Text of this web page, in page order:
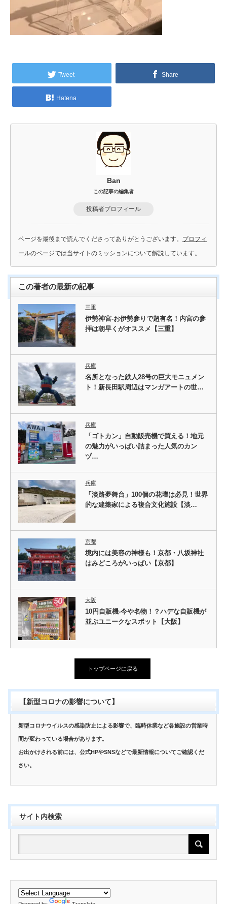
Tweet Share
Hatena
Ban
この記事の編集者
投稿者プロフィール
ページを最後まで読んでくださってありがとうございます。 プロフィ
ールのページでは当サイトのミッションについて解説しています。
この著者の最新の記事
三重
伊勢神宮-お伊勢参りで超有名！内宮の参
拝は朝早くがオススメ【三重】
兵庫
名所となった鉄人28号の巨大モニュメン
ト！新長田駅周辺はマンガアートの世…
兵庫
「ゴトカン」自動販売機で買える！地元
の魅力がいっぱい詰まった人気のカン
ヅ…
兵庫
「淡路夢舞台」100個の花壇は必見！世界
的な建築家による複合文化施設【淡…
京都
境内には美容の神様も！京都・八坂神社
はみどころがいっぱい【京都】
大阪
10円自販機-今や名物！？ハデな自販機が
並ぶユニークなスポット【大阪】
トップページに戻る
【新型コロナの影響について】
新型コロナウイルスの感染防止による影響で、臨時休業など各施設の営業時
間が変わっている場合があります。
お出かけされる前には、公式HPやSNSなどで最新情報についてご確認くだ
さい。
サイト内検索